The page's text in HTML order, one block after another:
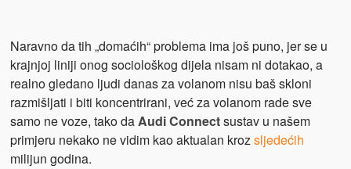
Naravno da tih „domaćih“ problema ima još puno, jer se u
krajnjoj liniji onog sociološkog dijela nisam ni dotakao, a
realno gledano ljudi danas za volanom nisu baš skloni
razmišljati i biti koncentrirani, već za volanom rade sve
samo ne voze, tako daAudi Connectsustav u našem
primjeru nekako ne vidim kao aktualan krozsljedećih
milijun godina.